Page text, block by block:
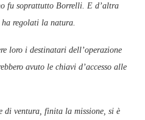
fu soprattutto Borrelli. E d’altra
regolati la natura.
loro i destinatari dell’operazione
avuto le chiavi d’accesso alle
di ventura, finita la missione, si è